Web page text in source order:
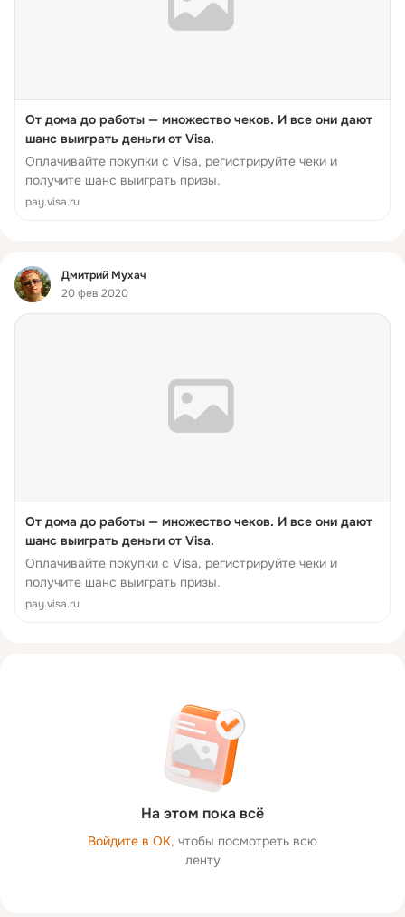
От дома до работы — множество чеков. И все они дают
шанс выиграть деньги от Visa.
Оплачивайте покупки с Visa, регистрируйте чеки и
получите шанс выиграть призы.
pay.visa.ru
Фид
Дмитрий Мухач
20 фев 2020
От дома до работы — множество чеков. И все они дают
шанс выиграть деньги от Visa.
Оплачивайте покупки с Visa, регистрируйте чеки и
получите шанс выиграть призы.
pay.visa.ru
На этом пока всё
Войдите в ОК, чтобы посмотреть всю
ленту